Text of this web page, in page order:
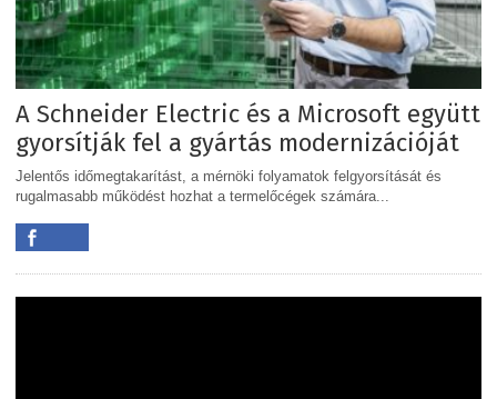
A Schneider Electric és a Microsoft együtt
gyorsítják fel a gyártás modernizációját
Jelentős időmegtakarítást, a mérnöki folyamatok felgyorsítását és
rugalmasabb működést hozhat a termelőcégek számára...